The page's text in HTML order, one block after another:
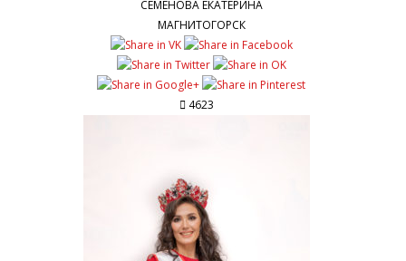
СЕМЕНОВА ЕКАТЕРИНА
МАГНИТОГОРСК
4623